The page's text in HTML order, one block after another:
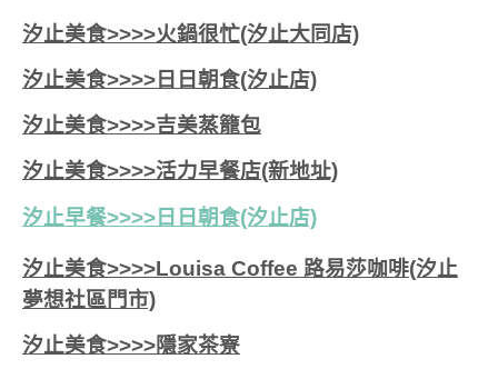
汐止美食>>>>火鍋很忙(汐止大同店)
汐止美食>>>>日日朝食(汐止店)
汐止美食>>>>吉美蒸籠包
汐止美食>>>>活力早餐店(新地址)
汐止早餐>>>>日日朝食(汐止店)
汐止美食>>>>Louisa Coffee 路易莎咖啡(汐止
夢想社區門市)
汐止美食>>>>隱家茶寮